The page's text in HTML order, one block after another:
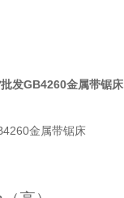
发GB4260金属带锯床
金属带锯床